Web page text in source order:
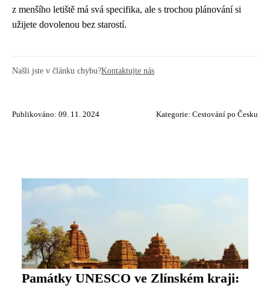
z menšího letiště má svá specifika, ale s trochou plánování si
užijete dovolenou bez starostí.
Našli jste v článku chybu?Kontaktujte nás
Publikováno: 09. 11. 2024 Kategorie: Cestování po Česku
Památky UNESCO ve Zlínském kraji: